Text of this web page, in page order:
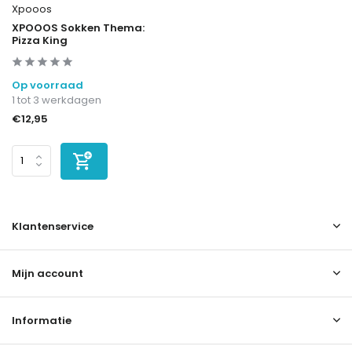
Xpooos
XPOOOS Sokken Thema:
Pizza King
Op voorraad
1 tot 3 werkdagen
€12,95
Klantenservice
Mijn account
Informatie